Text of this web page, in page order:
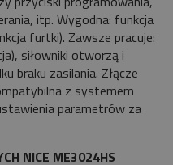
itp. Wygodna: funkcja
furtki). Zawsze pracuje:
siłowniki otworzą i
braku zasilania. Złącze
z systemem
parametrów za
NICE ME3024HS